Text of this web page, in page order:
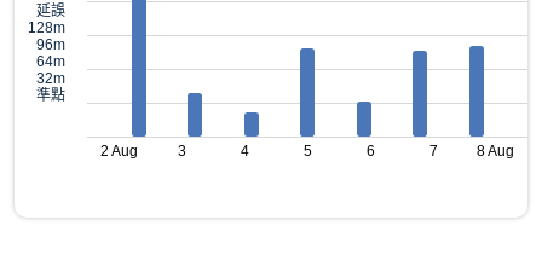
延誤
128m
96m
64m
32m
準點
2 Aug 3 4 5 6 7 8 Aug